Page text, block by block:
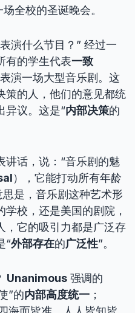
全校的圣诞晚会。
演什么节目？” 经过一
有的学生代表一致
演一场大型音乐剧。这
策的人，他们的意见都统
异议。这是“内部决策的
讲话，说：“音乐剧的魅
），它能打动所有年龄
是，音乐剧这种艺术形
校，还是美国的剧院，
，它的吸引力都是广泛存
“外部存在的广泛性”。
Unanimous 强调的
”的内部高度统一 ；